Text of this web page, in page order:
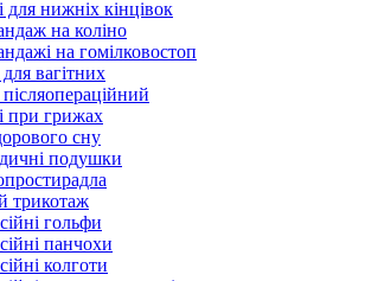
для нижніх кінцівок
на коліно
на гомілковостоп
вагітних
при грижах
сну
подушки
трикотаж
гольфи
панчохи
колготи